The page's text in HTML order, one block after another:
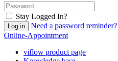
Stay Logged In?
Need a password reminder?
Online-Appointment
viflow product page